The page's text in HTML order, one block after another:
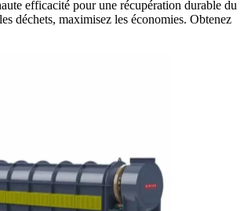
efficacité pour une récupération durable du
déchets, maximisez les économies. Obtenez